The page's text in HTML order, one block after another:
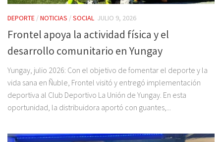
DEPORTE /NOTICIAS /SOCIAL JULIO 9, 2026
Frontel apoya la actividad física y el
desarrollo comunitario en Yungay
Yungay, julio 2026: Con el objetivo de fomentar el deporte y la
vida sana en Ñuble, Frontel visitó y entregó implementación
deportiva al Club Deportivo La Unión de Yungay. En esta
oportunidad, la distribuidora aportó con guantes,...